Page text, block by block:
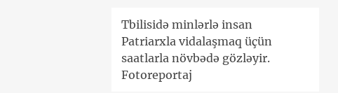
Tbilisidə minlərlə insan
Patriarxla vidalaşmaq üçün
saatlarla növbədə gözləyir.
Fotoreportaj